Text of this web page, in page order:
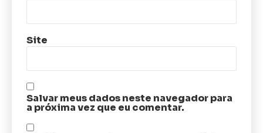
Site
Salvar meus dados neste navegador para
a próxima vez que eu comentar.